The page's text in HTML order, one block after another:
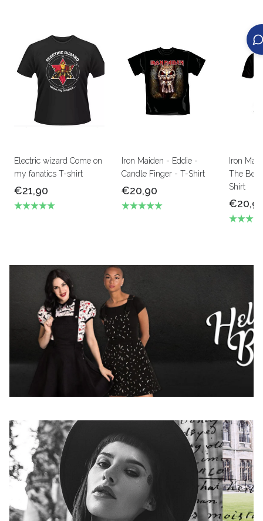
Electric wizard Come on
my fanatics T-shirt
€21,90
Iron Maiden - Eddie -
Candle Finger - T-Shirt
€20,90
Iron
The
Shirt